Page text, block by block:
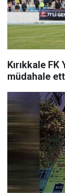
Kırıkkale
müdahale